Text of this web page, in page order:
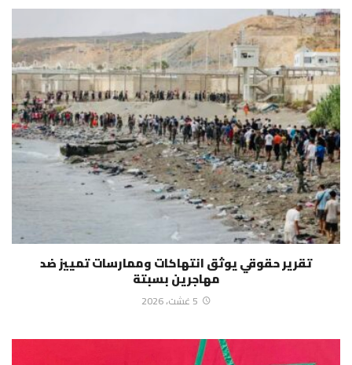
تقرير حقوقي يوثق انتهاكات وممارسات تمييز ضد
مهاجرين بسبتة
5 غشت، 2026